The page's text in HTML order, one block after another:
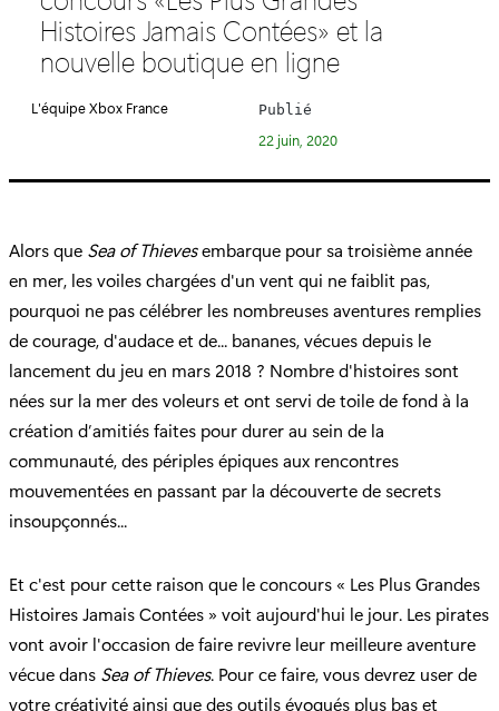
g
o
:
Histoires Jamais Contées» et la
nouvelle boutique en ligne
L'équipe Xbox France Publié
22 juin, 2020
Alors que Sea of Thievesembarque pour sa troisième année
en mer, les voiles chargées d'un vent qui ne faiblit pas,
pourquoi ne pas célébrer les nombreuses aventures remplies
de courage, d'audace et de... bananes, vécues depuis le
lancement du jeu en mars 2018 ? Nombre d'histoires sont
nées sur la mer des voleurs et ont servi de toile de fond à la
création d’amitiés faites pour durer au sein de la
communauté, des périples épiques aux rencontres
mouvementées en passant par la découverte de secrets
insoupçonnés...
Et c'est pour cette raison que le concours « Les Plus Grandes
Histoires Jamais Contées » voit aujourd'hui le jour. Les pirates
vont avoir l'occasion de faire revivre leur meilleure aventure
vécue dans Sea of Thieves. Pour ce faire, vous devrez user de
votre créativité ainsi que des outils évoqués plus bas et